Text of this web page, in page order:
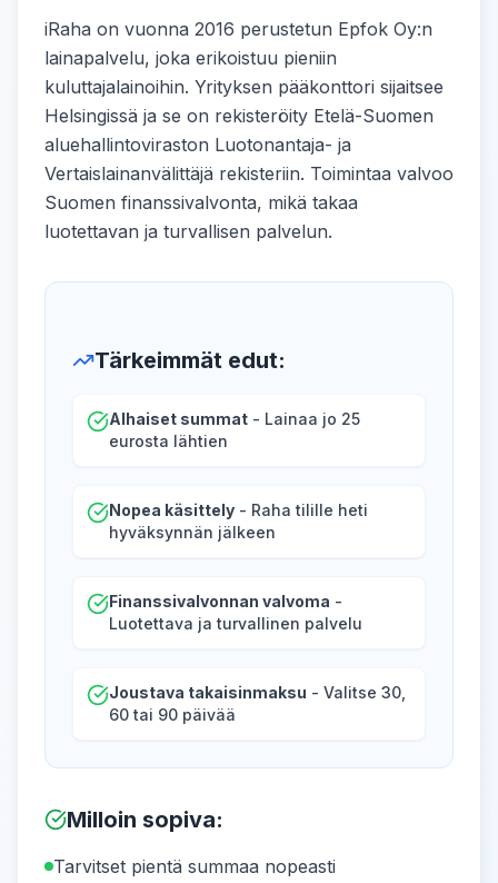
iRaha on vuonna 2016 perustetun Epfok Oy:n
lainapalvelu, joka erikoistuu pieniin
kuluttajalainoihin. Yrityksen pääkonttori sijaitsee
Helsingissä ja se on rekisteröity Etelä-Suomen
aluehallintoviraston Luotonantaja- ja
Vertaislainanvälittäjä rekisteriin. Toimintaa valvoo
Suomen finanssivalvonta, mikä takaa
luotettavan ja turvallisen palvelun.
Tärkeimmät edut:
Alhaiset summat - Lainaa jo 25
eurosta lähtien
Nopea käsittely - Raha tilille heti
hyväksynnän jälkeen
Finanssivalvonnan valvoma -
Luotettava ja turvallinen palvelu
Joustava takaisinmaksu - Valitse 30,
60 tai 90 päivää
Milloin sopiva:
Tarvitset pientä summaa nopeasti